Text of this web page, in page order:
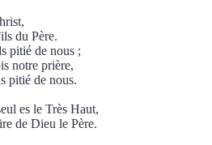
du Père.
pitié de nous ;
notre prière,
pitié de nous.
es le Très Haut,
de Dieu le Père.